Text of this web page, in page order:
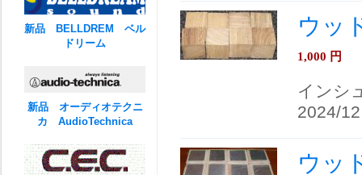
ウッ
1,000 円
インシ
2024/12
ウッ
新品 BELLDREM ベル
ドリーム
新品 オーディオテクニ
カ AudioTechnica